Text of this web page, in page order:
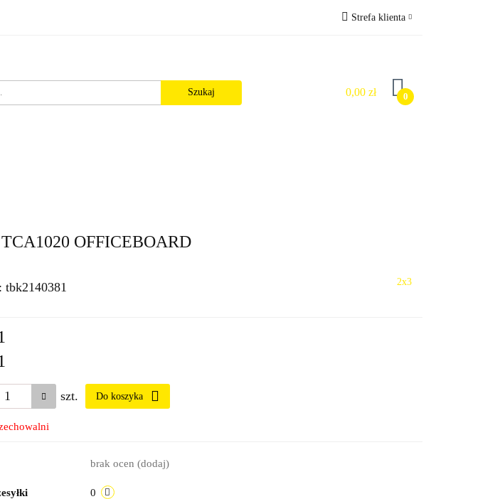
Strefa klienta
Zarejestruj się
Dodaj zgłoszenie
0,00 zł 0
OFFICEBOARD
tbk2140381 2x3
szt. Do koszyka
brak ocen (dodaj)
0